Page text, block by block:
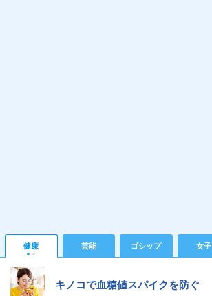
健康 芸能 ゴシップ 女子
キノコで血糖値スパイクを防ぐ